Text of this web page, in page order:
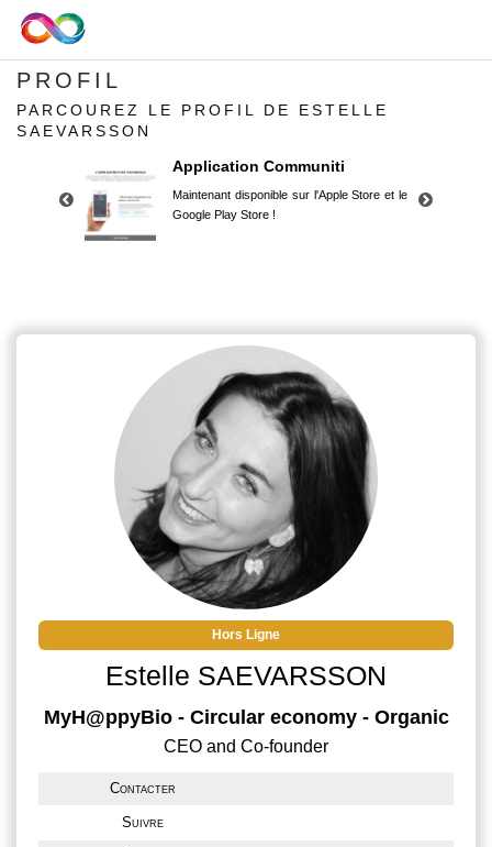
PROFIL
PARCOUREZ LE PROFIL DE ESTELLE
SAEVARSSON
Application Communiti
Maintenant disponible sur l'Apple Store et le
Google Play Store !
Google Play Store !
Hors Ligne
Estelle SAEVARSSON
MyH@ppyBio - Circular economy - Organic
CEO and Co-founder
Contacter
Suivre